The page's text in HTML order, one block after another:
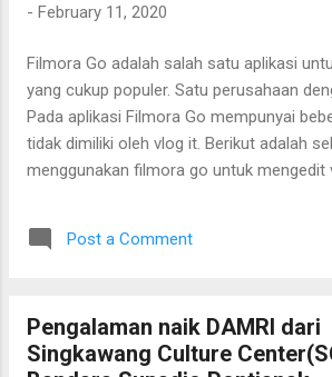
- February 11, 2020
Filmora Go adalah salah satu aplikasi
yang cukup populer. Satu perusahaan
Pada aplikasi Filmora Go mempunyai
tidak dimiliki oleh vlog it. Berikut adalah
menggunakan filmora go untuk mengedit
klip yang cukup banyak. Dari pengalaman
mengedit video dengan 40 klip Filmora
di filmora go mempunyai fitur untuk
persatu. Lalu melakukan pemotongan
Post a Comment
Pengalaman naik DAMRI dari
Singkawang Culture